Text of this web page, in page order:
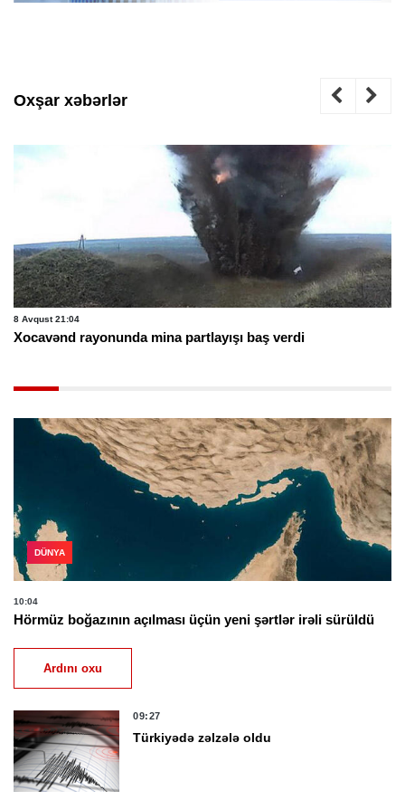
Oxşar xəbərlər
8 Avqust 21:04
Xocavənd rayonunda mina partlayışı baş verdi
DÜNYA
10:04
Hörmüz boğazının açılması üçün yeni şərtlər irəli sürüldü
Ardını oxu
09:27
Türkiyədə zəlzələ oldu